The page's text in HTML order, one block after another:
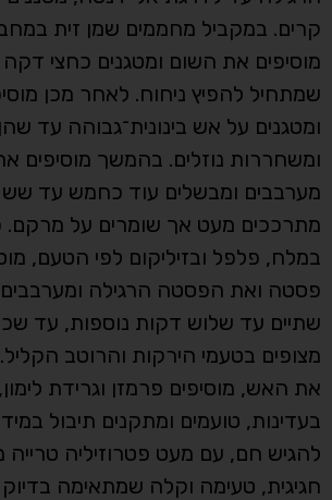
קרים. במקביל מחממים שמן זית
מוסיפים את השום ומטגנים כחצי
שמתחיל להפיץ ניחוח. לאחר מכן
ומטגנים על אש בינונית־גבוהה עד
ומשחררות נוזלים. בהמשך מוסיפים
מערבבים ומבשלים עוד כחמש עד
מתרככים מעט אך שומרים על מרקם.
במלח, פלפל ובזיליקום לפי הטעם,
פסטה ואת הפסטה הרגילה
שתיים עד שלוש דקות נוספות, עד
מצופים בטעמי הירקות והרוטב
את האש, מוסיפים פרמזן וגרידת
בעדינות, טועמים ומתקנים תיבול
להגיש חם, עם מעט פטרוזיליה
חגיגית, טעימה וקלה שמתאימה בדיוק